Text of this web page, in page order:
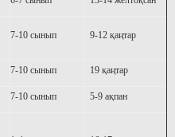
7-10 сынып 9-12 қаңтар
7-10 сынып 19 қаңтар
7-10 сынып 5-9 ақпан